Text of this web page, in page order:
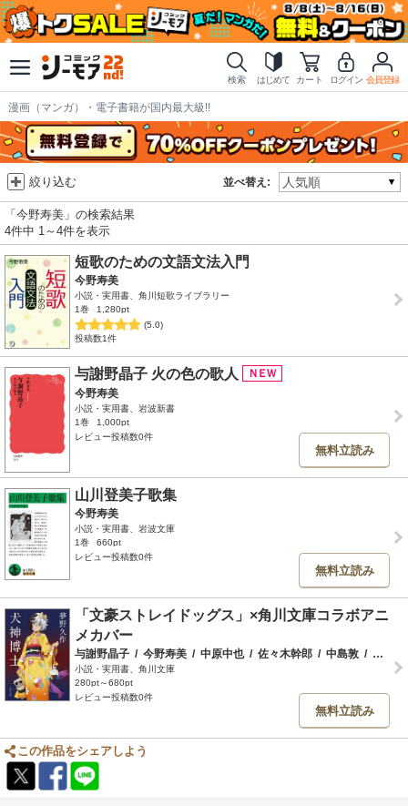
検索 はじめて カート ログイン 会員登録
漫画（マンガ）・電子書籍が国内最大級!!
並べ替え:
絞り込む
「今野寿美」の検索結果
4件中 1～4件を表示
短歌のための文語文法入門
今野寿美
小説・実用書、角川短歌ライブラリー
1巻
1,280pt
(5.0)
投稿数1件
与謝野晶子 火の色の歌人
今野寿美
小説・実用書、岩波新書
1巻
1,000pt
レビュー投稿数0件
無料立読み
山川登美子歌集
今野寿美
小説・実用書、岩波文庫
1巻
660pt
レビュー投稿数0件
無料立読み
「文豪ストレイドッグス」×角川文庫コラボアニ
メカバー
与謝野晶子 / 今野寿美 / 中原中也 / 佐々木幹郎 / 中島敦 /
小説・実用書、角川文庫
280pt～680pt
レビュー投稿数0件
無料立読み
この作品をシェアしよう